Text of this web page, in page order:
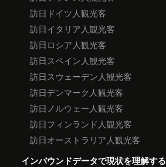
訪日ドイツ人観光客
訪日イタリア人観光客
訪日ロシア人観光客
訪日スペイン人観光客
訪日スウェーデン人観光客
訪日デンマーク人観光客
訪日ノルウェー人観光客
訪日フィンランド人観光客
訪日オーストラリア人観光客
インバウンドデータで現状を理解する